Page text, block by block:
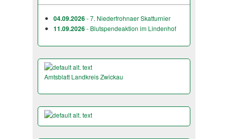
04.09.2026- 7. Niederfrohnaer Skatturnier
11.09.2026- Blutspendeaktion im Lindenhof
Amtsblatt Landkreis Zwickau